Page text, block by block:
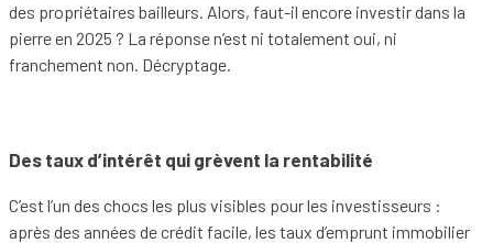
des propriétaires bailleurs. Alors, faut-il encore investir dans la
pierre en 2025 ? La réponse n’est ni totalement oui, ni
franchement non. Décryptage.
Des taux d’intérêt qui grèvent la rentabilité
C’est l’un des chocs les plus visibles pour les investisseurs :
après des années de crédit facile, les taux d’emprunt immobilier